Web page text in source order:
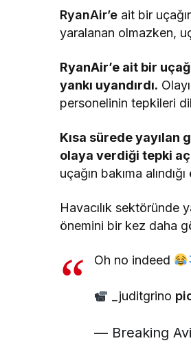
RyanAir’e ait bir
yaralanan olmazken,
RyanAir’e ait bir
yankı uyandırdı.
personelinin tepkileri
Kısa sürede yayılan
olaya verdiği tepki
uçağın bakıma
Havacılık sektöründe
önemini bir kez daha
Oh no indeed
_juditgrino
— Breaking